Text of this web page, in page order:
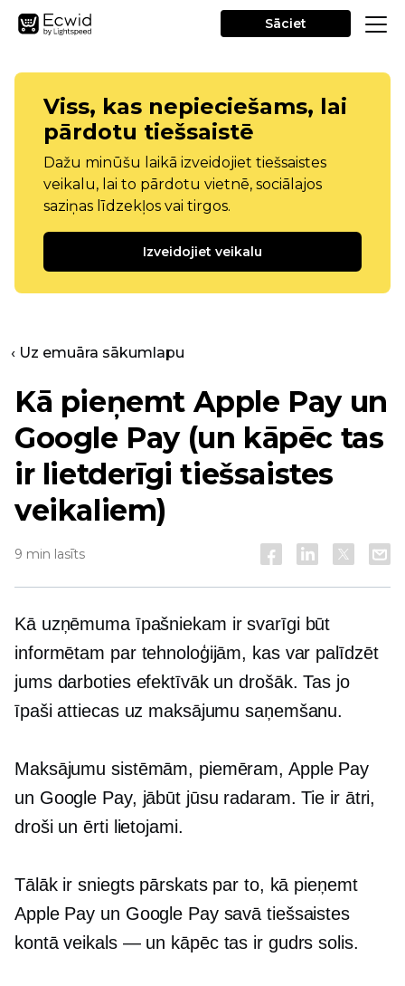
Sāciet
Viss, kas nepieciešams, lai
pārdotu tiešsaistē
Dažu minūšu laikā izveidojiet tiešsaistes
veikalu, lai to pārdotu vietnē, sociālajos
saziņas līdzekļos vai tirgos.
Izveidojiet veikalu
‹ Uz emuāra sākumlapu
Kā pieņemt Apple Pay un
Google Pay (un kāpēc tas
ir lietderīgi tiešsaistes
veikaliem)
9 min lasīts
Kā uzņēmuma īpašniekam ir svarīgi būt
informētam par tehnoloģijām, kas var palīdzēt
jums darboties efektīvāk un drošāk. Tas jo
īpaši attiecas uz maksājumu saņemšanu.
Maksājumu sistēmām, piemēram, Apple Pay
un Google Pay, jābūt jūsu radaram. Tie ir ātri,
droši un ērti lietojami.
Tālāk ir sniegts pārskats par to, kā pieņemt
Apple Pay un Google Pay savā tiešsaistes
kontāveikals — un kāpēc tas ir gudrs solis.